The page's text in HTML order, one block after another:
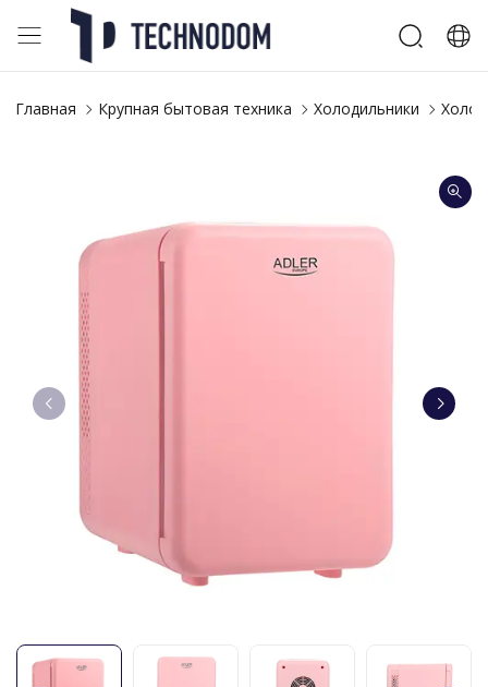
Главная Крупная бытовая техника Холодильники